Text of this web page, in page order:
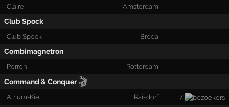
Claire Amsterdam
Club Spock
Club Spock Breda
Combimagnetron
Perron Rotterdam
Command & Conquer 🎬
Atrium-Kiel Raisdorf 7